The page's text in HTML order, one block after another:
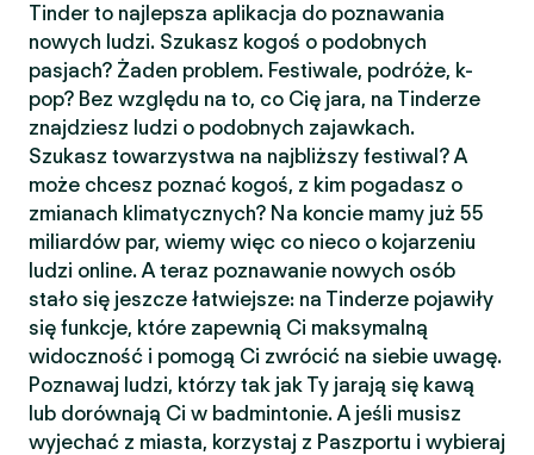
Tinder to najlepsza aplikacja do poznawania
nowych ludzi. Szukasz kogoś o podobnych
pasjach? Żaden problem. Festiwale, podróże, k-
pop? Bez względu na to, co Cię jara, na Tinderze
znajdziesz ludzi o podobnych zajawkach.
Szukasz towarzystwa na najbliższy festiwal? A
może chcesz poznać kogoś, z kim pogadasz o
zmianach klimatycznych? Na koncie mamy już 55
miliardów par, wiemy więc co nieco o kojarzeniu
ludzi online. A teraz poznawanie nowych osób
stało się jeszcze łatwiejsze: na Tinderze pojawiły
się funkcje, które zapewnią Ci maksymalną
widoczność i pomogą Ci zwrócić na siebie uwagę.
Poznawaj ludzi, którzy tak jak Ty jarają się kawą
lub dorównają Ci w badmintonie. A jeśli musisz
wyjechać z miasta, korzystaj z Paszportu i wybieraj